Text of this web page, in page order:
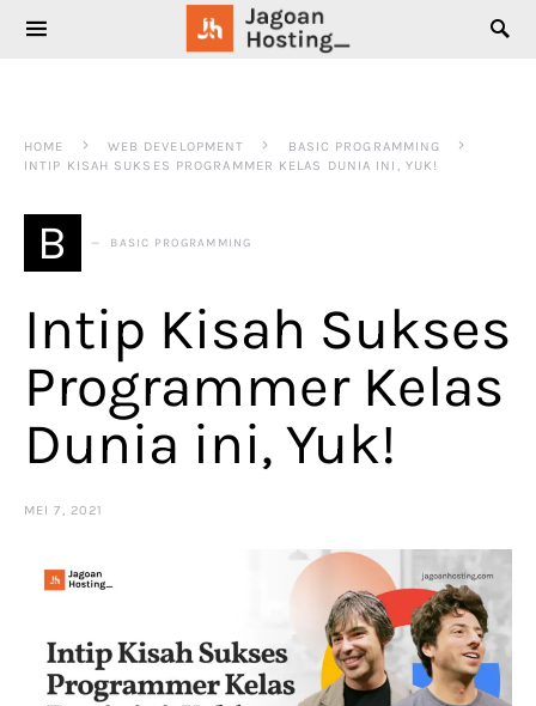
SEARCH FOR:
HOME WEB DEVELOPMENT
BASIC PROGRAMMING
INTIP KISAH SUKSES PROGRAMMER KELAS DUNIA INI, YUK!
B BASIC PROGRAMMING
Intip Kisah Sukses
Programmer Kelas
Dunia ini, Yuk!
MEI 7, 2021